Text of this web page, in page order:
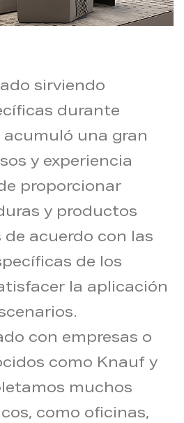
sirviendo
durante
una gran
y experiencia
proporcionar
y productos
de acuerdo con las
de los
la aplicación
con empresas o
como Knauf y
muchos
como oficinas,